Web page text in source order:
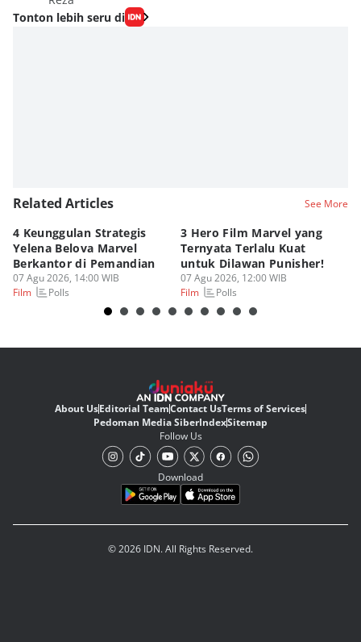
Tonton lebih seru di
Related Articles See More
4 Keunggulan Strategis
Yelena Belova Marvel
Berkantor di Pemandian
07 Agu 2026, 14:00 WIB
Film
Polls
3 Hero Film Marvel yang
Ternyata Terlalu Kuat
untuk Dilawan Punisher!
07 Agu 2026, 12:00 WIB
Film
Polls
About UsEditorial TeamContact UsTerms of Services
Pedoman Media SiberIndexSitemap
Follow Us
Download
© 2026 IDN. All Rights Reserved.